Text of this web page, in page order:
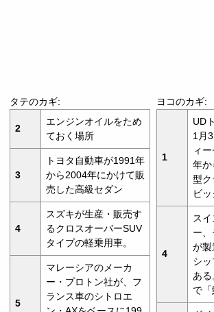
タテのカギ:
2
エンジンオイルをため
ておく場所
3
トヨタ自動車が1991年
から2004年にかけて販
売した高級セダン
4
スズキが生産・販売す
るクロスオーバーSUV
タイプの軽乗用車。
5
マレーシアのメーカ
ー・プロトン社が、フ
ランス車のシトロエ
ヨコのカギ:
1
UD
1月
ィ
年
型ク
ビ
4
ス
ー
が製
シ
あ
で「